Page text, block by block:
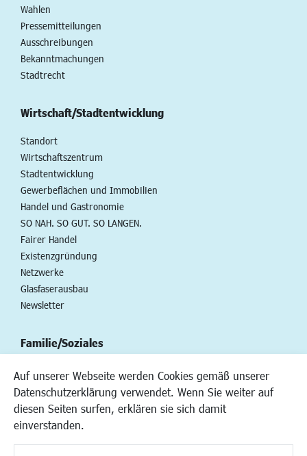
Auf unserer Webseite werden Cookies gemäß unserer
Datenschutzerklärung verwendet. Wenn Sie weiter auf
diesen Seiten surfen, erklären sie sich damit
einverstanden.
Wahlen
Pressemitteilungen
Ausschreibungen
Bekanntmachungen
Stadtrecht
Wirtschaft/Stadtentwicklung
Standort
Wirtschaftszentrum
Stadtentwicklung
Gewerbeflächen und Immobilien
Handel und Gastronomie
SO NAH. SO GUT. SO LANGEN.
Fairer Handel
Existenzgründung
Netzwerke
Glasfaserausbau
Newsletter
Familie/Soziales
Kinderbetreuung
Kinder und Jugend
Institutionen für Familien
Frauen